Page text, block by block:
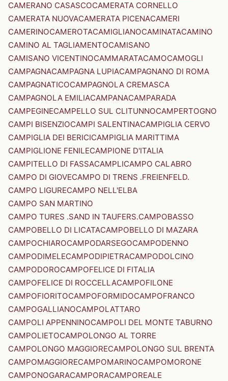
CAMERANO CASASCOCAMERATA CORNELLO
CAMERATA NUOVACAMERATA PICENACAMERI
CAMERINOCAMEROTACAMIGLIANOCAMINATACAMINO
CAMINO AL TAGLIAMENTOCAMISANO
CAMISANO VICENTINOCAMMARATACAMOCAMOGLI
CAMPAGNACAMPAGNA LUPIACAMPAGNANO DI ROMA
CAMPAGNATICOCAMPAGNOLA CREMASCA
CAMPAGNOLA EMILIACAMPANACAMPARADA
CAMPEGINECAMPELLO SUL CLITUNNOCAMPERTOGNO
CAMPI BISENZIOCAMPI SALENTINACAMPIGLIA CERVO
CAMPIGLIA DEI BERICICAMPIGLIA MARITTIMA
CAMPIGLIONE FENILECAMPIONE D'ITALIA
CAMPITELLO DI FASSACAMPLICAMPO CALABRO
CAMPO DI GIOVECAMPO DI TRENS .FREIENFELD.
CAMPO LIGURECAMPO NELL'ELBA
CAMPO SAN MARTINO
CAMPO TURES .SAND IN TAUFERS.CAMPOBASSO
CAMPOBELLO DI LICATACAMPOBELLO DI MAZARA
CAMPOCHIAROCAMPODARSEGOCAMPODENNO
CAMPODIMELECAMPODIPIETRACAMPODOLCINO
CAMPODOROCAMPOFELICE DI FITALIA
CAMPOFELICE DI ROCCELLACAMPOFILONE
CAMPOFIORITOCAMPOFORMIDOCAMPOFRANCO
CAMPOGALLIANOCAMPOLATTARO
CAMPOLI APPENNINOCAMPOLI DEL MONTE TABURNO
CAMPOLIETOCAMPOLONGO AL TORRE
CAMPOLONGO MAGGIORECAMPOLONGO SUL BRENTA
CAMPOMAGGIORECAMPOMARINOCAMPOMORONE
CAMPONOGARACAMPORACAMPOREALE